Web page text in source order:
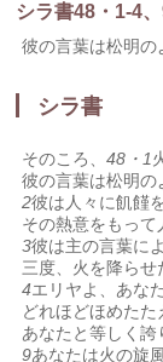
シラ書48・1-4
彼の言葉は松明の
シラ書
そのころ、48・1
彼の言葉は松明の
2彼は人々に飢饉
その熱意をもって
3彼は主の言葉に
三度、火を降らせ
4エリヤよ、あな
どれほどほめたた
あなたと等しく誇
9あなたは火の旋